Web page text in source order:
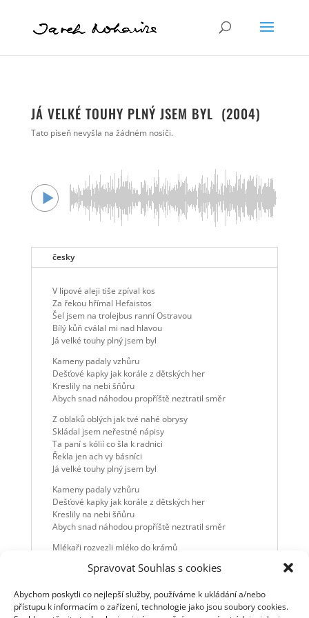
Spravovat Souhlas s cookies
Abychom poskytli co nejlepší služby, používáme k ukládání a/nebo
přístupu k informacím o zařízení, technologie jako jsou soubory cookies.
JÁ VELKÉ TOUHY PLNÝ JSEM BYL (2004)
Tato píseň nevyšla na žádném nosiči.
česky
V lipové aleji tiše zpíval kos
Za řekou hřímal Hefaistos
Šel jsem na trolejbus ranní Ostravou
Bílý kůň cválal mi nad hlavou
Já velké touhy plný jsem byl
Kameny padaly vzhůru
Dešťové kapky jak korále z dětských her
Kreslily na nebi šňůru
Abych snad náhodou propříště neztratil směr
Z oblaků oblých jak tvé nahé obrysy
Skládal jsem neřestné nápisy
Ta paní s kólií co šla k radnici
Řekla jen ach vy básníci
Já velké touhy plný jsem byl
Kameny padaly vzhůru
Dešťové kapky jak korále z dětských her
Kreslily na nebi šňůru
Abych snad náhodou propříště neztratil směr
Mlékaři rozvezli mléko do krámů
Stejně jak na prach se rozpadl antikvariát
Já velké touhy plný jsem byl